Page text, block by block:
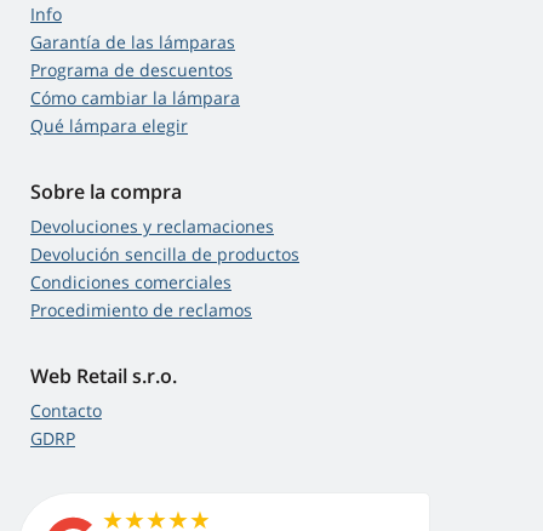
Info
Garantía de las lámparas
Programa de descuentos
Cómo cambiar la lámpara
Qué lámpara elegir
Sobre la compra
Devoluciones y reclamaciones
Devolución sencilla de productos
Condiciones comerciales
Procedimiento de reclamos
Web Retail s.r.o.
Contacto
GDRP